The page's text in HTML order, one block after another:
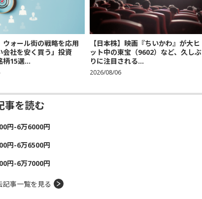
ウォール街の戦略を応用
会社を安く買う」投資
柄15選...
【日本株】映画『ちいかわ』が大ヒ
ット中の東宝（9602）など、久しぶ
りに注目される...
2026/08/06
事を読む
円-6万6000円
円-6万6500円
円-6万7000円
記事一覧を見る